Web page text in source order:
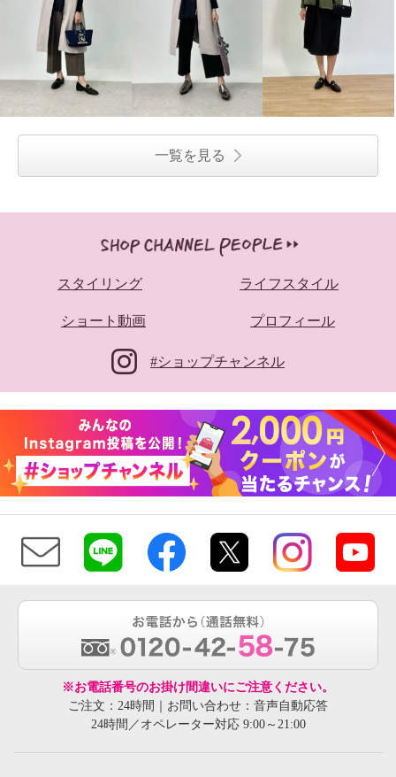
一覧を見る
スタイリング ライフスタイル
ショート動画 プロフィール
#ショップチャンネル
※お電話番号のお掛け間違いにご注意ください。
ご注文：24時間｜お問い合わせ：音声自動応答
24時間／オペレーター対応 9:00～21:00